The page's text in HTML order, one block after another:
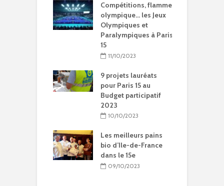
Compétitions, flamme
olympique… les Jeux
Olympiques et
Paralympiques à Paris
15
11/10/2023
9 projets lauréats
pour Paris 15 au
Budget participatif
2023
10/10/2023
Les meilleurs pains
bio d’Ile-de-France
dans le 15e
09/10/2023